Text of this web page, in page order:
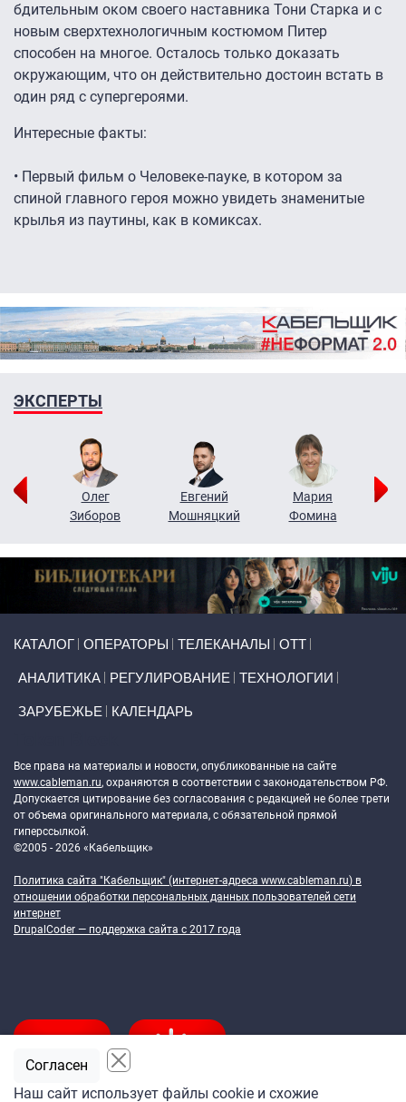
бдительным оком своего наставника Тони Старка и с
новым сверхтехнологичным костюмом Питер
способен на многое. Осталось только доказать
окружающим, что он действительно достоин встать в
один ряд с супергероями.
Интересные факты:
• Первый фильм о Человеке-пауке, в котором за
спиной главного героя можно увидеть знаменитые
крылья из паутины, как в комиксах.
ЭКСПЕРТЫ
Олег
Зиборов
Евгений
Мошняцкий
Мария
Фомина
КАТАЛОГ ОПЕРАТОРЫ ТЕЛЕКАНАЛЫ ОТТ
АНАЛИТИКА РЕГУЛИРОВАНИЕ ТЕХНОЛОГИИ
ЗАРУБЕЖЬЕ КАЛЕНДАРЬ
Все права на материалы и новости, опубликованные на сайте
www.cableman.ru, охраняются в соответствии с законодательством РФ.
Допускается цитирование без согласования с редакцией не более трети
от объема оригинального материала, с обязательной прямой
гиперссылкой.
©2005 - 2026 «Кабельщик»
Политика сайта "Кабельщик" (интернет-адреса www.cableman.ru) в
отношении обработки персональных данных пользователей сети
интернет
DrupalCoder — поддержка сайта c 2017 года
Наш сайт использует файлы cookie и схожие
Согласен